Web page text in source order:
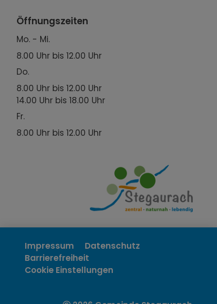
Öffnungszeiten
Mo. - Mi.
8.00 Uhr bis 12.00 Uhr
Do.
8.00 Uhr bis 12.00 Uhr
14.00 Uhr bis 18.00 Uhr
Fr.
8.00 Uhr bis 12.00 Uhr
Impressum
Datenschutz
Barrierefreiheit
Cookie Einstellungen